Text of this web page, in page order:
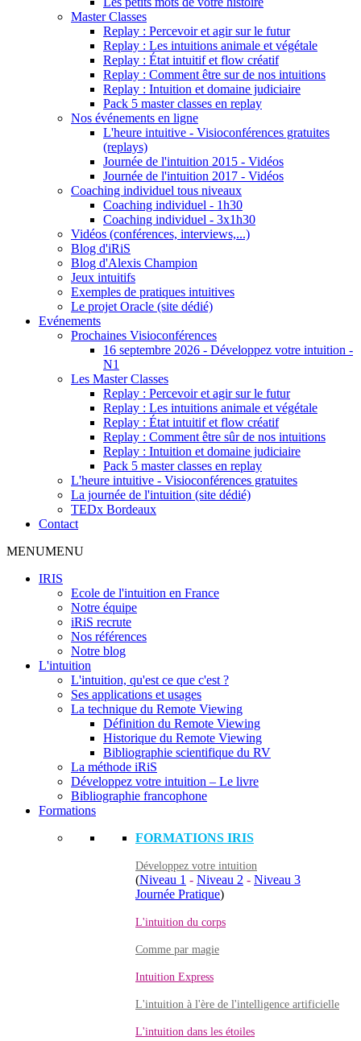
Master Classes
Replay : Percevoir et agir sur le futur
Replay : Les intuitions animale et végétale
Replay : État intuitif et flow créatif
Replay : Comment être sur de nos intuitions
Replay : Intuition et domaine judiciaire
Pack 5 master classes en replay
Nos événements en ligne
L'heure intuitive - Visioconférences gratuites
(replays)
Journée de l'intuition 2015 - Vidéos
Journée de l'intuition 2017 - Vidéos
Coaching individuel tous niveaux
Coaching individuel - 1h30
Coaching individuel - 3x1h30
Vidéos (conférences, interviews,...)
Blog d'iRiS
Blog d'Alexis Champion
Jeux intuitifs
Exemples de pratiques intuitives
Le projet Oracle (site dédié)
Evénements
Prochaines Visioconférences
16 septembre 2026 - Développez votre intuition -
N1
Les Master Classes
Replay : Percevoir et agir sur le futur
Replay : Les intuitions animale et végétale
Replay : État intuitif et flow créatif
Replay : Comment être sûr de nos intuitions
Replay : Intuition et domaine judiciaire
Pack 5 master classes en replay
L'heure intuitive - Visioconférences gratuites
La journée de l'intuition (site dédié)
TEDx Bordeaux
Contact
MENUMENU
IRIS
Ecole de l'intuition en France
Notre équipe
iRiS recrute
Nos références
Notre blog
L'intuition
L'intuition, qu'est ce que c'est ?
Ses applications et usages
La technique du Remote Viewing
Définition du Remote Viewing
Historique du Remote Viewing
Bibliographie scientifique du RV
La méthode iRiS
Développez votre intuition – Le livre
Bibliographie francophone
Formations
FORMATIONS IRIS
Développez votre intuition
(Niveau 1 - Niveau 2 - Niveau 3
Journée Pratique)
L'intuition du corps
Comme par magie
Intuition Express
L'intuition à l'ère de l'intelligence artificielle
L'intuition dans les étoiles